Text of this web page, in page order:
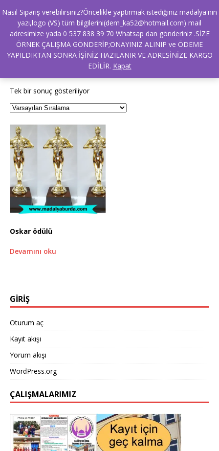
Ana Sayfa / Ürünler “sevgililer günü oskar ödülü” olarak
etiketlendi
sevgililer günü oskar ödülü
Tek bir sonuç gösteriliyor
Oskar ödülü
Devamını oku
GİRİŞ
Oturum aç
Kayıt akışı
Yorum akışı
WordPress.org
ÇALIŞMALARIMIZ
Nasıl Sipariş verebilirsiniz?Öncelikle yaptırmak istediğiniz madalya'nın
yazı,logo (VS) tüm bilgilerini(dem_ka52@hotmail.com) mail
adresimize yada 0 537 838 39 70 Whatsap dan gönderiniz .SİZE
ÖRNEK ÇALIŞMA GÖNDERİP;ONAYINIZ ALINIP ve ÖDEME
YAPILDIKTAN SONRA İŞİNİZ HAZILANIR VE ADRESİNİZE KARGO
EDİLİR. Kapat